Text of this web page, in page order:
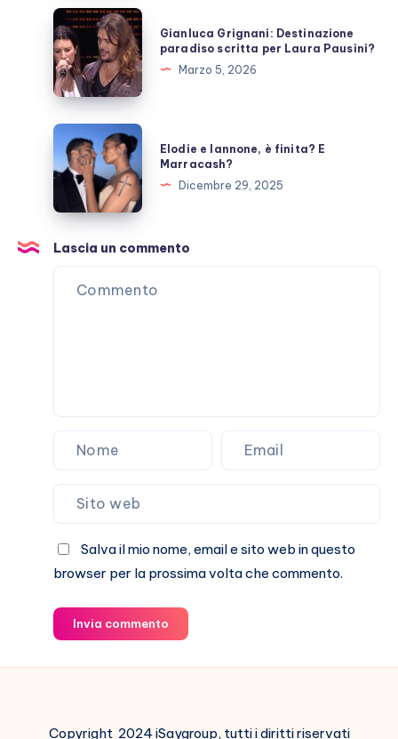
Gianluca
Grignani:
Destinazione
paradiso
scritta
per
Laura
Pausini?
Gianluca Grignani: Destinazione
paradiso scritta per Laura Pausini?
Marzo 5, 2026
Elodie
e
Iannone,
finita?
E
Marracash?
Elodie e Iannone, è finita? E
Marracash?
Dicembre 29, 2025
Lascia un commento
Salva il mio nome, email e sito web in questo
browser per la prossima volta che commento.
Invia commento
Copyright 2024 iSaygroup, tutti i diritti riservati